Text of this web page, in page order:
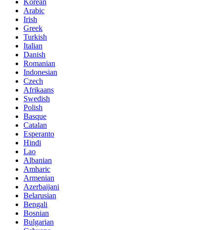
Korean
Arabic
Irish
Greek
Turkish
Italian
Danish
Romanian
Indonesian
Czech
Afrikaans
Swedish
Polish
Basque
Catalan
Esperanto
Hindi
Lao
Albanian
Amharic
Armenian
Azerbaijani
Belarusian
Bengali
Bosnian
Bulgarian